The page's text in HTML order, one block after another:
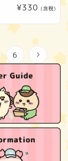
定
¥330 (含稅)
6